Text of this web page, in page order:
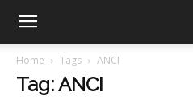
Home Tags ANCI
Tag: ANCI